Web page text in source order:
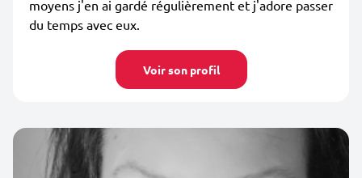
moyens j'en ai gardé régulièrement et j'adore passer
du temps avec eux.
Voir son profil